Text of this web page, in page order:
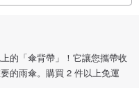
的「傘背帶」！它讓您攜帶收
的雨傘。購買 2 件以上免運